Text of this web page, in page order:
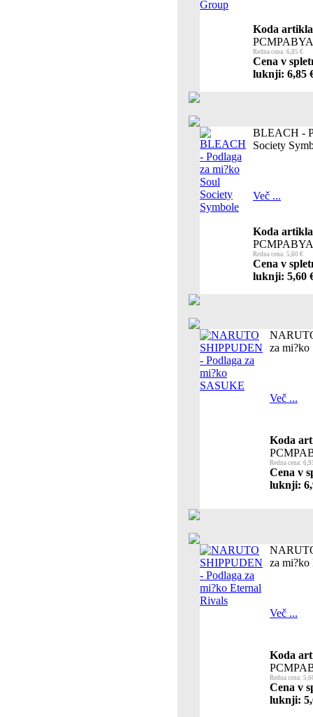
Koda
Redna cena: 6,85 €
Cena v
luknji: 6,85
BLEACH -
Society
Več ...
Koda
Redna cena: 5,60 €
Cena v
luknji: 5,60
za
Več ...
Koda
Redna cena:
Cena v
luknji:
za mi?ko
Več ...
Koda
Redna cena:
Cena v
luknji: